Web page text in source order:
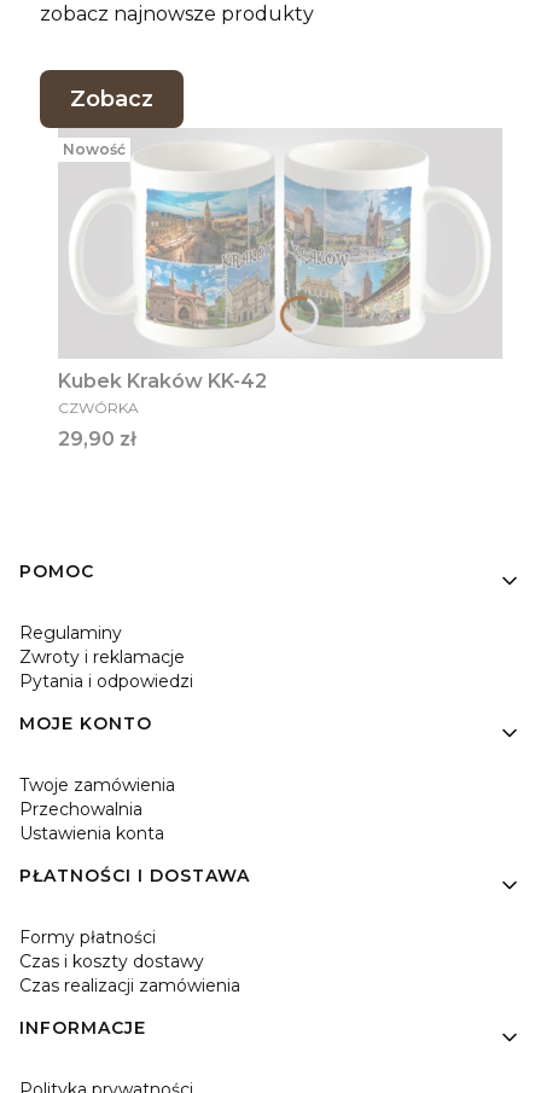
zobacz najnowsze produkty
Zobacz
Nowość
Kubek Kraków KK-42
PRODUCENT
CZWÓRKA
Cena
29,90 zł
Linki w stopce
POMOC
Regulaminy
Zwroty i reklamacje
Pytania i odpowiedzi
MOJE KONTO
Twoje zamówienia
Przechowalnia
Ustawienia konta
PŁATNOŚCI I DOSTAWA
Formy płatności
Czas i koszty dostawy
Czas realizacji zamówienia
INFORMACJE